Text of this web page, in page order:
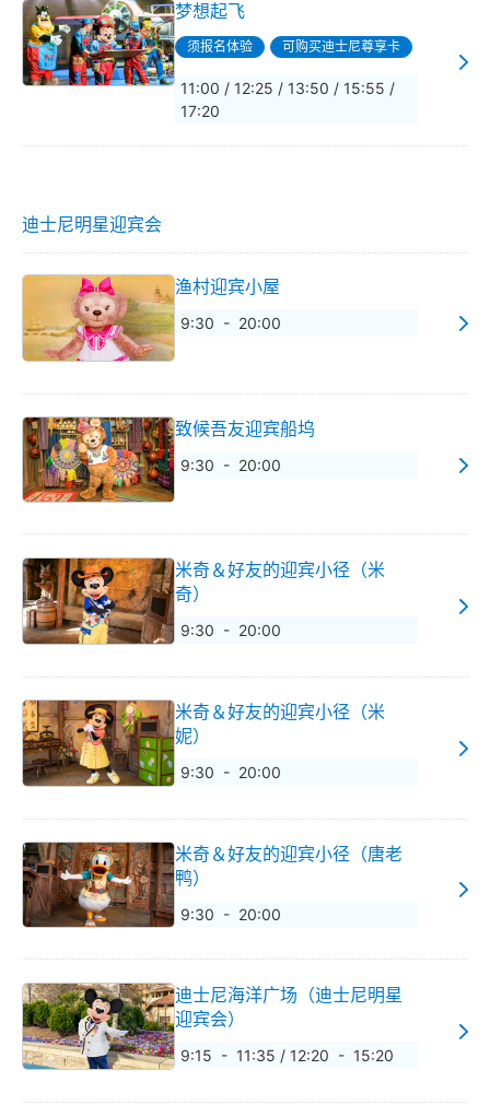
梦想起飞
须报名体验 可购买迪士尼尊享卡
11:00 / 12:25 / 13:50 / 15:55 /
17:20
迪士尼明星迎宾会
渔村迎宾小屋
9:30 - 20:00
致候吾友迎宾船坞
9:30 - 20:00
米奇＆好友的迎宾小径（米
奇）
9:30 - 20:00
米奇＆好友的迎宾小径（米
妮）
9:30 - 20:00
米奇＆好友的迎宾小径（唐老
鸭）
9:30 - 20:00
迪士尼海洋广场（迪士尼明星
迎宾会）
9:15 - 11:35 / 12:20 - 15:20